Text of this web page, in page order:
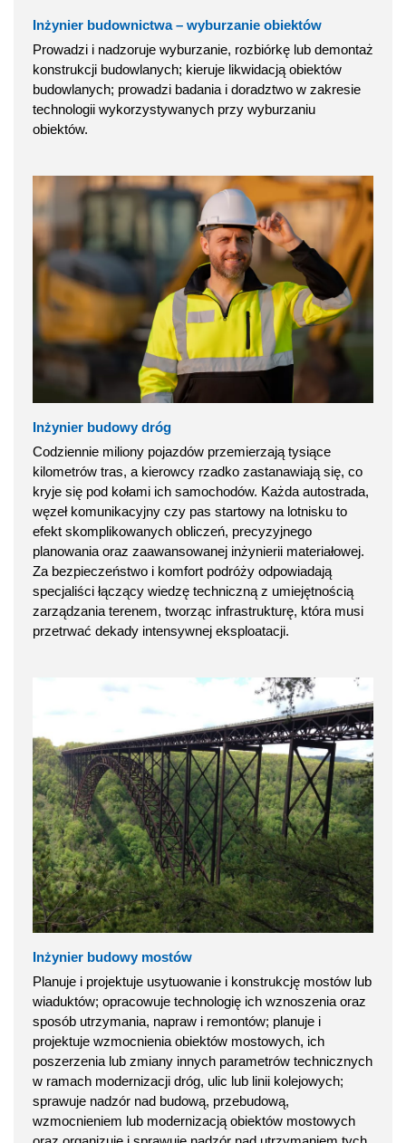
Inżynier budownictwa – wyburzanie obiektów
Prowadzi i nadzoruje wyburzanie, rozbiórkę lub demontaż
konstrukcji budowlanych; kieruje likwidacją obiektów
budowlanych; prowadzi badania i doradztwo w zakresie
technologii wykorzystywanych przy wyburzaniu
obiektów.
Inżynier budowy dróg
Codziennie miliony pojazdów przemierzają tysiące
kilometrów tras, a kierowcy rzadko zastanawiają się, co
kryje się pod kołami ich samochodów. Każda autostrada,
węzeł komunikacyjny czy pas startowy na lotnisku to
efekt skomplikowanych obliczeń, precyzyjnego
planowania oraz zaawansowanej inżynierii materiałowej.
Za bezpieczeństwo i komfort podróży odpowiadają
specjaliści łączący wiedzę techniczną z umiejętnością
zarządzania terenem, tworząc infrastrukturę, która musi
przetrwać dekady intensywnej eksploatacji.
Inżynier budowy mostów
Planuje i projektuje usytuowanie i konstrukcję mostów lub
wiaduktów; opracowuje technologię ich wznoszenia oraz
sposób utrzymania, napraw i remontów; planuje i
projektuje wzmocnienia obiektów mostowych, ich
poszerzenia lub zmiany innych parametrów technicznych
w ramach modernizacji dróg, ulic lub linii kolejowych;
sprawuje nadzór nad budową, przebudową,
wzmocnieniem lub modernizacją obiektów mostowych